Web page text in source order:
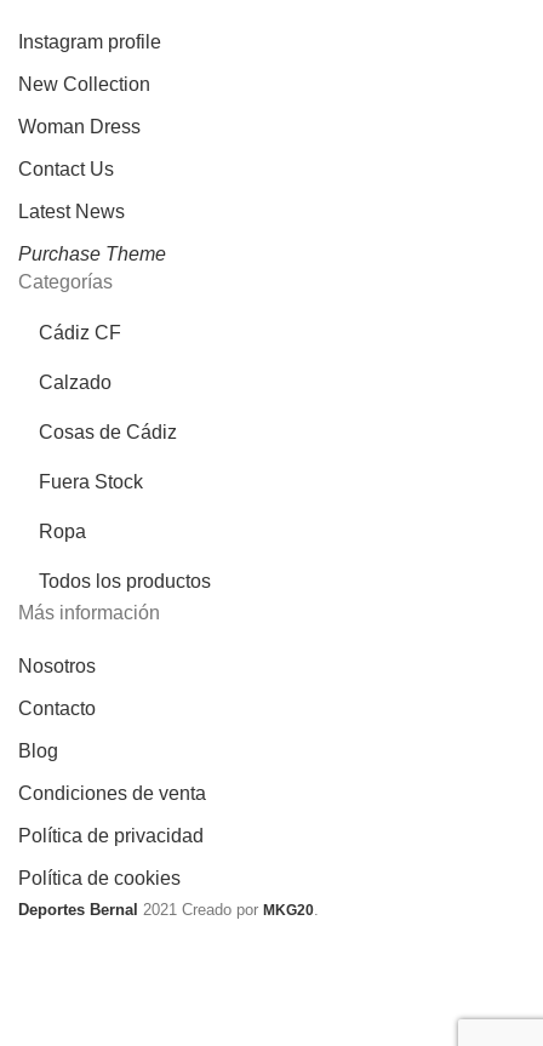
Instagram profile
New Collection
Woman Dress
Contact Us
Latest News
Purchase Theme
Categorías
Cádiz CF
Calzado
Cosas de Cádiz
Fuera Stock
Ropa
Todos los productos
Más información
Nosotros
Contacto
Blog
Condiciones de venta
Política de privacidad
Política de cookies
Deportes Bernal 2021 Creado por MKG20